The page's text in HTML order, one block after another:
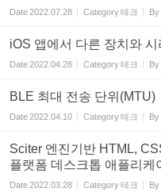
Date2022.07.28 Category테크 By
iOS 앱에서 다른 장치와 시
Date2022.04.28 Category테크 By
BLE 최대 전송 단위(MTU)
Date2022.04.10 Category테크 By
Sciter 엔진기반 HTML,
플랫폼 데스크톱 애플리케
Date2022.03.28 Category테크 By